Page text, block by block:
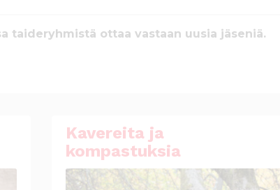
taideryhmistä ottaa vastaan uusia jäseniä.
Kavereita ja
kompastuksia